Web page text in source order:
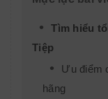
Tìm hiểu
Tiệp
Ưu điểm
hãng